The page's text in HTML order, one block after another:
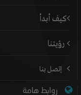
كيف أبدأ
رؤيتنا
إتصل بنا
روابط هامة